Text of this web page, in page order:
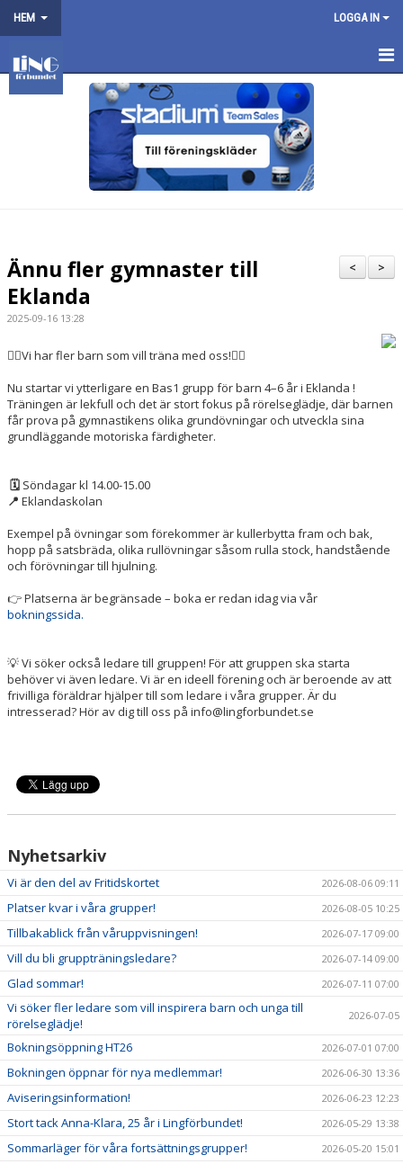
HEM LOGGA IN
LINGFÖRBUNDET
HITTA GYMNASTIKSAL
ENGAGERA DIG I FÖRENINGEN
>
<
Ännu fler gymnaster till
Eklanda
2025-09-16 13:28
🤸‍♂️Vi har fler barn som vill träna med oss!🤸‍♂️
Nu startar vi ytterligare en Bas1 grupp för barn 4–6 år i Eklanda !
Träningen är lekfull och det är stort fokus på rörelseglädje, där barnen
får prova på gymnastikens olika grundövningar och utveckla sina
grundläggande motoriska färdigheter.
🗓 Söndagar kl 14.00-15.00
📍 Eklandaskolan
Exempel på övningar som förekommer är kullerbytta fram och bak,
hopp på satsbräda, olika rullövningar såsom rulla stock, handstående
och förövningar till hjulning.
👉 Platserna är begränsade – boka er redan idag via vår
bokningssida.
💡Vi söker också ledare till gruppen! För att gruppen ska starta
behöver vi även ledare. Vi är en ideell förening och är beroende av att
frivilliga föräldrar hjälper till som ledare i våra grupper. Är du
intresserad? Hör av dig till oss på info@lingforbundet.se
Nyhetsarkiv
Vi är den del av Fritidskortet 2026-08-06 09:11
Platser kvar i våra grupper! 2026-08-05 10:25
Tillbakablick från våruppvisningen! 2026-07-17 09:00
Vill du bli gruppträningsledare? 2026-07-14 09:00
Glad sommar! 2026-07-11 07:00
Vi söker fler ledare som vill inspirera barn och unga till
rörelseglädje!
2026-07-05
Bokningsöppning HT26 2026-07-01 07:00
Bokningen öppnar för nya medlemmar! 2026-06-30 13:36
Aviseringsinformation! 2026-06-23 12:23
Stort tack Anna-Klara, 25 år i Lingförbundet! 2026-05-29 13:38
Sommarläger för våra fortsättningsgrupper! 2026-05-20 15:01